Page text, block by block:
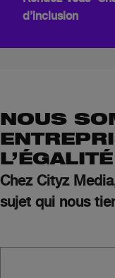
d’inclusion
NOUS
Chez Cityz
sujet qui nous